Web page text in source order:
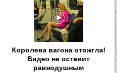
Королева вагона отожгла!
Видео не оставит
равнодушным